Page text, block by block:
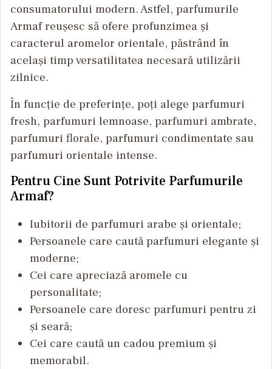
consumatorului modern. Astfel, parfumurile
Armaf reușesc să ofere profunzimea și
caracterul aromelor orientale, păstrând în
același timp versatilitatea necesară utilizării
zilnice.
În funcție de preferințe, poți alege parfumuri
fresh, parfumuri lemnoase, parfumuri ambrate,
parfumuri florale, parfumuri condimentate sau
parfumuri orientale intense.
Pentru Cine Sunt Potrivite Parfumurile
Armaf?
Iubitorii de parfumuri arabe și orientale;
Persoanele care caută parfumuri elegante și
moderne;
Cei care apreciază aromele cu
personalitate;
Persoanele care doresc parfumuri pentru zi
și seară;
Cei care caută un cadou premium și
memorabil.